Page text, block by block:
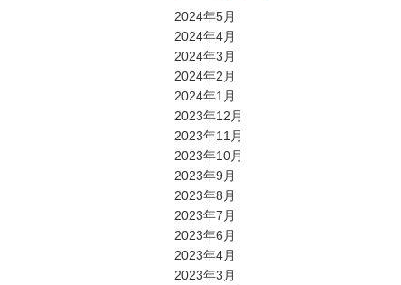
2024年5月
2024年4月
2024年3月
2024年2月
2024年1月
2023年12月
2023年11月
2023年10月
2023年9月
2023年8月
2023年7月
2023年6月
2023年4月
2023年3月